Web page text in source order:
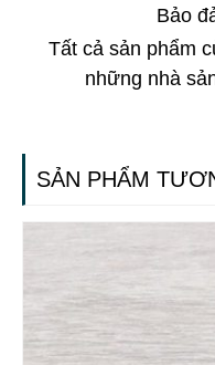
Bảo
Tất cả sản phẩm
những nhà
SẢN PHẨM